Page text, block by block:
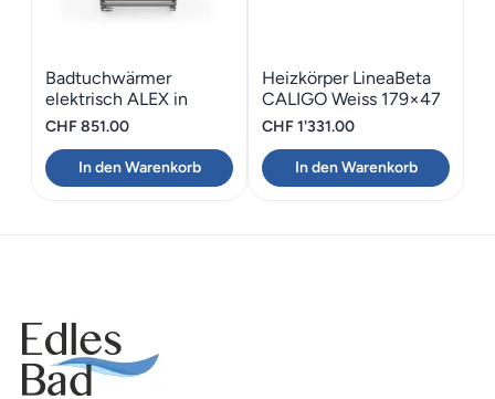
Badtuchwärmer
elektrisch ALEX in
Chrom, L=114 cm x
CHF851.00
In den Warenkorb
Heizkörper LineaBeta
CALIGO Weiss 179×47
CHF1'331.00
In den Warenkorb